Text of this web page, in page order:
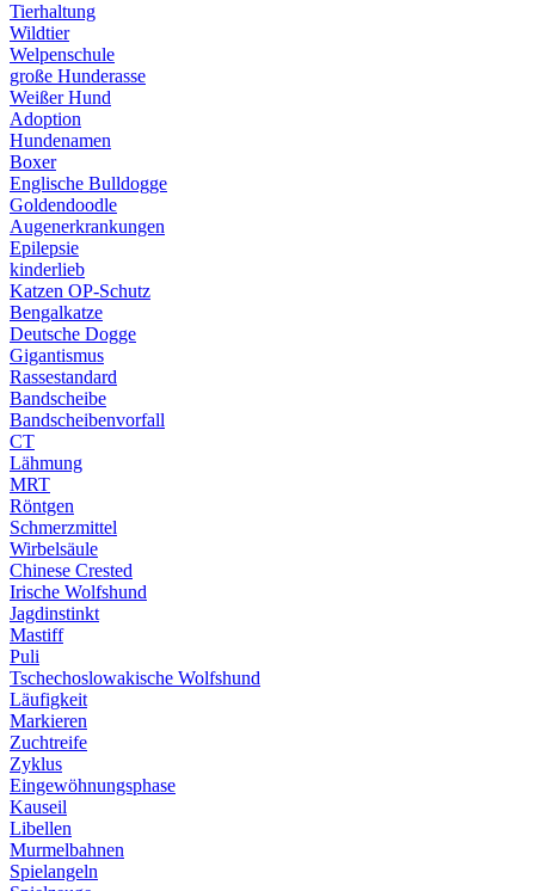
Tierhaltung
Wildtier
Welpenschule
große Hunderasse
Weißer Hund
Adoption
Hundenamen
Boxer
Englische Bulldogge
Goldendoodle
Augenerkrankungen
Epilepsie
kinderlieb
Katzen OP-Schutz
Bengalkatze
Deutsche Dogge
Gigantismus
Rassestandard
Bandscheibe
Bandscheibenvorfall
CT
Lähmung
MRT
Röntgen
Schmerzmittel
Wirbelsäule
Chinese Crested
Irische Wolfshund
Jagdinstinkt
Mastiff
Puli
Tschechoslowakische Wolfshund
Läufigkeit
Markieren
Zuchtreife
Zyklus
Eingewöhnungsphase
Kauseil
Libellen
Murmelbahnen
Spielangeln